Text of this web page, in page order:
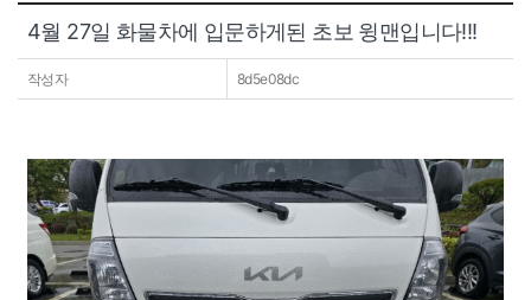
공지사항
이용후기
4월 27일 화물차에 입문하게된 초보 윙맨입니다!!!
작성자 8d5e08dc